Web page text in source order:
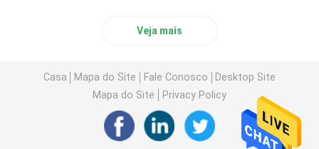
Veja mais
Casa Mapa do Site Fale Conosco
Desktop Site
Mapa do Site
Privacy Policy